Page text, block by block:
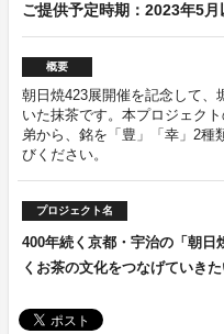
ご提供予定時期：2023年5月
概要
朝日焼423展開催を記念して、
いた抹茶です。本プロジェク
弟から、銘を「豊」「幸」2種
びください。
プロジェクト名
400年続く京都・宇治の「朝日
くお茶の文化をつなげていき